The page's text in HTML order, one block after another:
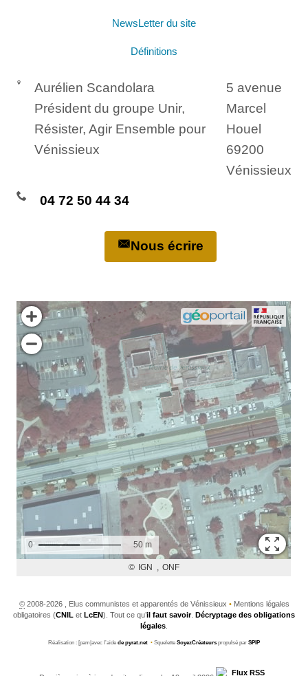
NewsLetter du site
Définitions
Aurélien Scandolara
Président du groupe Unir,
Résister, Agir Ensemble pour
Vénissieux
5 avenue
Marcel
Houel
69200
Vénissieux
04 72 50 44 34
Nous écrire
©2008-2026 , Elus communistes et apparentés de Vénissieux •Mentions légales
obligatoires (CNIL et LcEN). Tout ce qu’il faut savoir. Décryptage des obligations
légales
Réalisation : [pam|avec l’aide de pyrat.net • Squelette SoyezCréateurs propulsé par SPIP